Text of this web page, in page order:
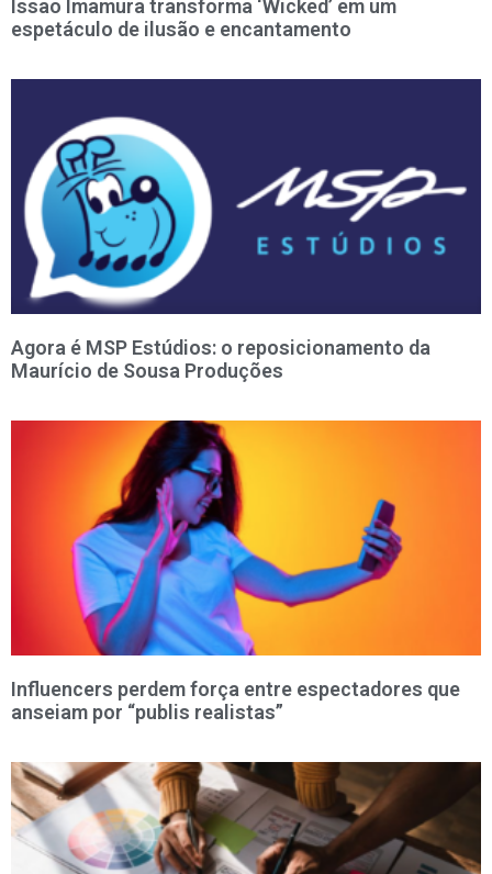
Issao Imamura transforma ‘Wicked’ em um
espetáculo de ilusão e encantamento
Agora é MSP Estúdios: o reposicionamento da
Maurício de Sousa Produções
Influencers perdem força entre espectadores que
anseiam por “publis realistas”